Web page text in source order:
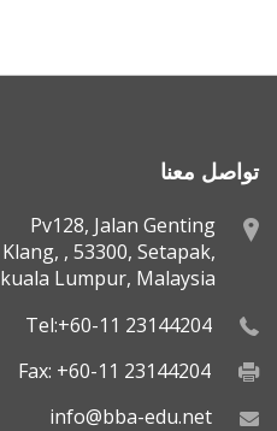
تواصل معنا
Pv128, Jalan Genting
Klang, , 53300, Setapak,
kuala Lumpur, Malaysia
Tel:+60-11 23144204
Fax: +60-11 23144204
info@bba-edu.net